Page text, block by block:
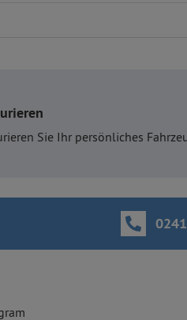
Sie Ihr persönliches